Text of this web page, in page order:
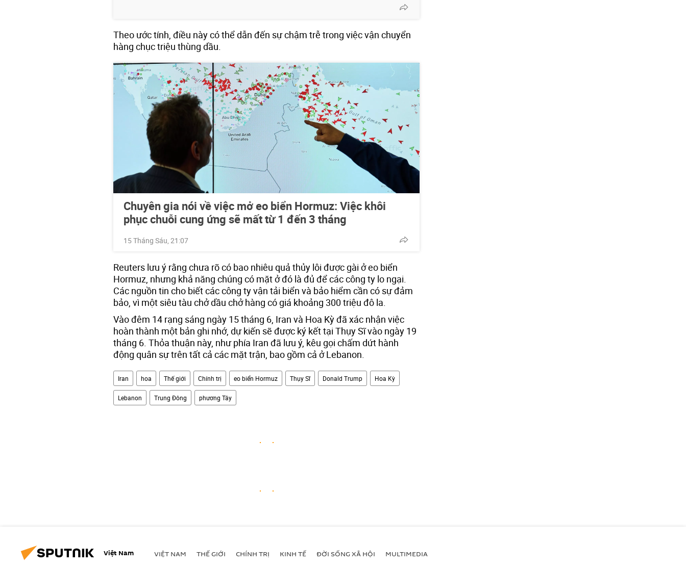
Theo ước tính, điều này có thể dẫn đến sự chậm trễ trong việc vận chuyển
hàng chục triệu thùng dầu.
Chuyên gia nói về việc mở eo biển Hormuz: Việc khôi
phục chuỗi cung ứng sẽ mất từ 1 đến 3 tháng
15 Tháng Sáu, 21:07
Reuters lưu ý rằng chưa rõ có bao nhiêu quả thủy lôi được gài ở eo biển
Hormuz, nhưng khả năng chúng có mặt ở đó là đủ để các công ty lo ngại.
Các nguồn tin cho biết các công ty vận tải biển và bảo hiểm cần có sự đảm
bảo, vì một siêu tàu chở dầu chở hàng có giá khoảng 300 triệu đô la.
Vào đêm 14 rạng sáng ngày 15 tháng 6, Iran và Hoa Kỳ đã xác nhận việc
hoàn thành một bản ghi nhớ, dự kiến ​​sẽ được ký kết tại Thụy Sĩ vào ngày 19
tháng 6. Thỏa thuận này, như phía Iran đã lưu ý, kêu gọi chấm dứt hành
động quân sự trên tất cả các mặt trận, bao gồm cả ở Lebanon.
Iran hoa Thế giới Chính trị eo biển Hormuz Thụy Sĩ Donald Trump Hoa Kỳ
Lebanon Trung Đông phương Tây
Việt Nam VIỆT NAM THẾ GIỚI CHÍNH TRỊ KINH TẾ ĐỜI SỐNG XÃ HỘI MULTIMEDIA